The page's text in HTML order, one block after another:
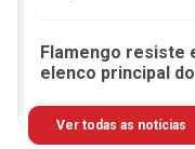
Flamengo resiste
elenco principal
Ver todas as notícias